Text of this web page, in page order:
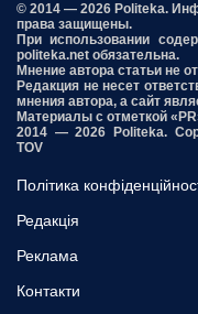
© 2014 — 2026 Politeka.
права защищены.
При использовании
politeka.net обязательна.
Мнение автора статьи не
Редакция не несет
мнения автора, а сайт
Материалы с отметкой
2014 — 2026 Politeka.
TOV
Політика
Редакція
Реклама
Контакти